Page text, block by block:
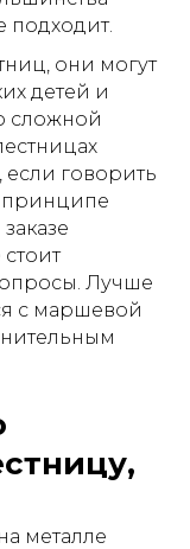
подходит.
они могут
детей и
сложной
говорить
принципе
Лучше
с маршевой
металле